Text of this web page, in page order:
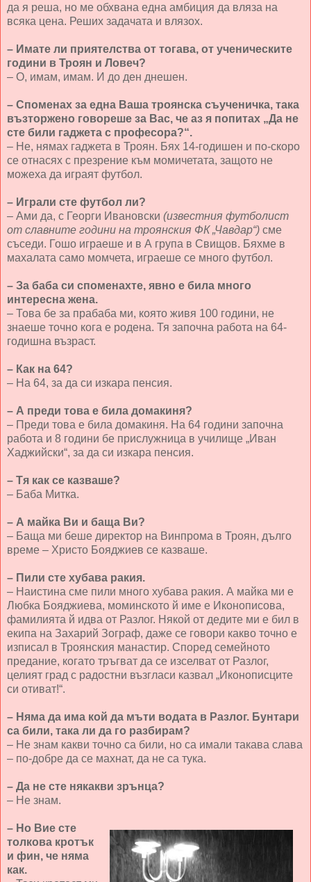
да я реша, но ме обхвана една амбиция да вляза на
всяка цена. Реших задачата и влязох.
– Имате ли приятелства от тогава, от ученическите
години в Троян и Ловеч?
– О, имам, имам. И до ден днешен.
– Споменах за една Ваша троянска съученичка, така
възторжено говореше за Вас, че аз я попитах „Да не
сте били гаджета с професора?“.
– Не, нямах гаджета в Троян. Бях 14-годишен и по-скоро
се отнасях с презрение към момичетата, защото не
можеха да играят футбол.
– Играли сте футбол ли?
– Ами да, с Георги Ивановски (известния футболист
от славните години на троянския ФК „Чавдар“) сме
съседи. Гошо играеше и в А група в Свищов. Бяхме в
махалата само момчета, играеше се много футбол.
– За баба си споменахте, явно е била много
интересна жена.
– Това бе за прабаба ми, която живя 100 години, не
знаеше точно кога е родена. Тя започна работа на 64-
годишна възраст.
– Как на 64?
– На 64, за да си изкара пенсия.
– А преди това е била домакиня?
– Преди това е била домакиня. На 64 години започна
работа и 8 години бе прислужница в училище „Иван
Хаджийски“, за да си изкара пенсия.
– Тя как се казваше?
– Баба Митка.
– А майка Ви и баща Ви?
– Баща ми беше директор на Винпрома в Троян, дълго
време – Христо Бояджиев се казваше.
– Пили сте хубава ракия.
– Наистина сме пили много хубава ракия. А майка ми е
Любка Бояджиева, моминското й име е Иконописова,
фамилията й идва от Разлог. Някой от дедите ми е бил в
екипа на Захарий Зограф, даже се говори какво точно е
изписал в Троянския манастир. Според семейното
предание, когато тръгват да се изселват от Разлог,
целият град с радостни възгласи казвал „Иконописците
си отиват!“.
– Няма да има кой да мъти водата в Разлог. Бунтари
са били, така ли да го разбирам?
– Не знам какви точно са били, но са имали такава слава
– по-добре да се махнат, да не са тука.
– Да не сте някакви зрънца?
– Не знам.
– Но Вие сте
толкова кротък
и фин, че няма
как.